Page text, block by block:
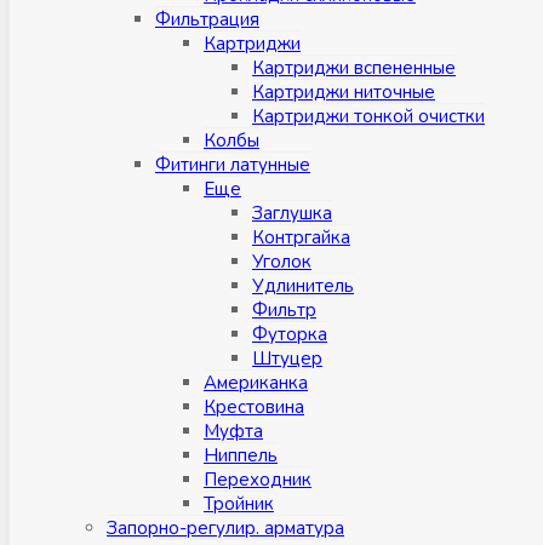
Фильтрация
Картриджи
Картриджи вспененные
Картриджи ниточные
Картриджи тонкой очистки
Колбы
Фитинги латунные
Eщe
Заглушка
Контргайка
Уголок
Удлинитель
Фильтр
Футорка
Штуцер
Американка
Крестовина
Муфта
Ниппель
Переходник
Тройник
Запорно-регулир. арматура